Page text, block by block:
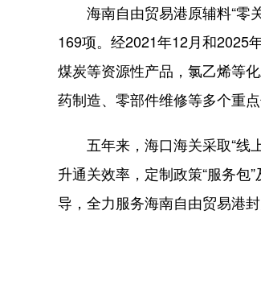
海南自由贸易港原辅料“零
169项。经2021年12月和2025
煤炭等资源性产品，氯乙烯等
药制造、零部件维修等多个重点
五年来，海口海关采取“线上
升通关效率，定制政策“服务包
导，全力服务海南自由贸易港